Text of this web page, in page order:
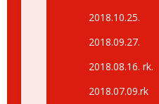
2018.10.25.
2018.09.27.
2018.08.16. rk.
2018.07.09.rk